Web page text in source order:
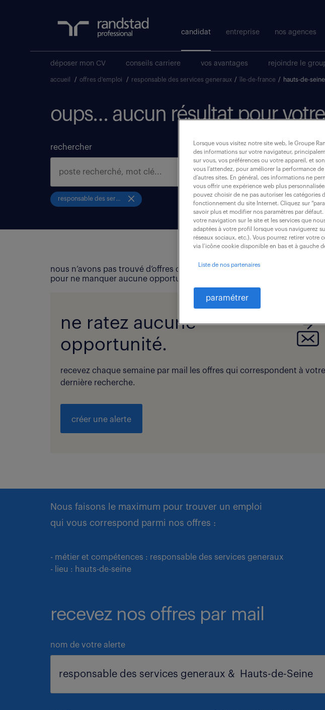
candidat entreprise nos agences
déposer mon CV conseils carriere vos avantages rejoindre le
accueil / offres d'emploi / responsable des services generaux / île-de-france / hauts-de-seine
oups… aucun résultat pour
rechercher
responsable des services generaux
où ?
hauts-de-seine (92)
nous n’avons pas trouvé d’offres d’emploi qui correspondent
pour ne manquer aucune opportunité !
ne ratez aucune
opportunité.
recevez chaque semaine par mail les offres qui correspondent à votre
dernière recherche.
créer une alerte
Nous faisons le maximum pour trouver un emploi
qui vous correspond parmi nos offres :
- métier et compétences : responsable des services generaux
- lieu : hauts-de-seine
recevez nos offres par mail
nom de votre alerte
Lorsque vous visitez notre site web, le Groupe
des informations sur votre navigateur,
sur vous, vos préférences ou votre appareil, et
vous l’attendez, pour améliorer la performance
d’autres sites. En général, ces informations ne
vous offrir une expérience web plus
pouvez choisir de ne pas autoriser les catégories
fonctionnement du site Internet. Cliquez sur
savoir plus et modifier nos paramètres par
votre navigation sur le site et les services que
adaptées à votre profil lorsque vous naviguerez
réseaux sociaux, etc.). Vous pourrez retirer
via l’icône cookie disponible en bas et à gauche
Liste de nos partenaires
paramétrer